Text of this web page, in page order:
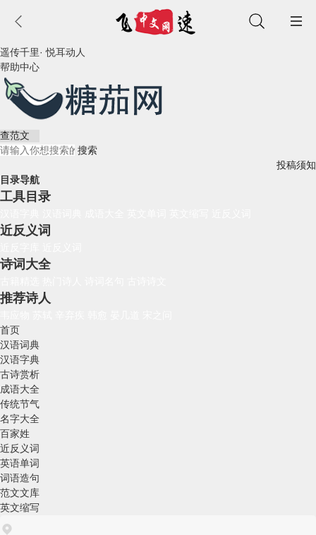
遥传千里· 悦耳动人
帮助中心
投稿须知
目录导航
工具目录
近反义词
诗词大全
推荐诗人
首页
汉语词典
汉语字典
古诗赏析
成语大全
传统节气
名字大全
百家姓
近反义词
英语单词
词语造句
范文文库
英文缩写